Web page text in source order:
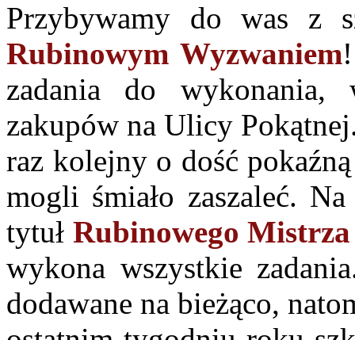
Przybywamy do was z
Rubinowym Wyzwaniem
zadania do wykonania,
zakupów na Ulicy
raz kolejny o dość
mogli śmiało zaszaleć.
tytuł Rubinowego
wykona wszystkie
dodawane na bieżąco,